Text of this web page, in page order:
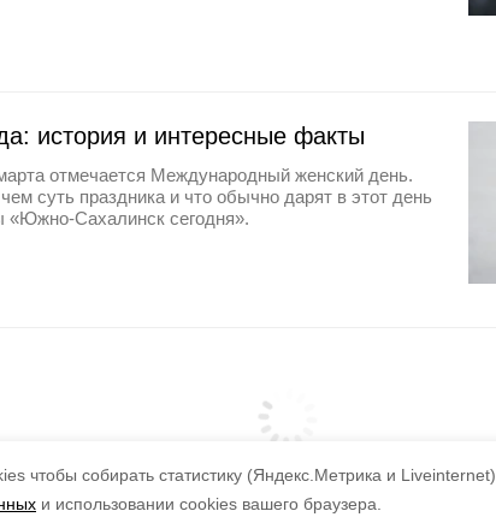
чтобы собирать статистику (Яндекс.Метрика и Liveinternet).
и использовании cookies вашего браузера.
история и интересные факты
отмечается Международный женский день.
суть праздника и что обычно дарят в этот день
«Южно-Сахалинск сегодня».